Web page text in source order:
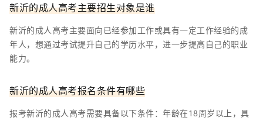
新沂的成人高考主要招生对象是谁
新沂的成人高考主要面向已经参加工作或具有一定工作经验的成
年人，想通过考试提升自己的学历水平，进一步提高自己的职业
能力。
新沂的成人高考报名条件有哪些
报考新沂的成人高考需要具备以下条件：年龄在18周岁以上，具